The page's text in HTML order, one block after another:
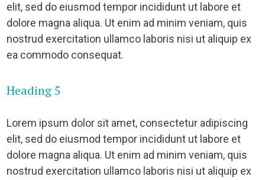
elit, sed do eiusmod tempor incididunt ut labore et
dolore magna aliqua. Ut enim ad minim veniam, quis
nostrud exercitation ullamco laboris nisi ut aliquip ex
ea commodo consequat.
Heading 5
Lorem ipsum dolor sit amet, consectetur adipiscing
elit, sed do eiusmod tempor incididunt ut labore et
dolore magna aliqua. Ut enim ad minim veniam, quis
nostrud exercitation ullamco laboris nisi ut aliquip ex